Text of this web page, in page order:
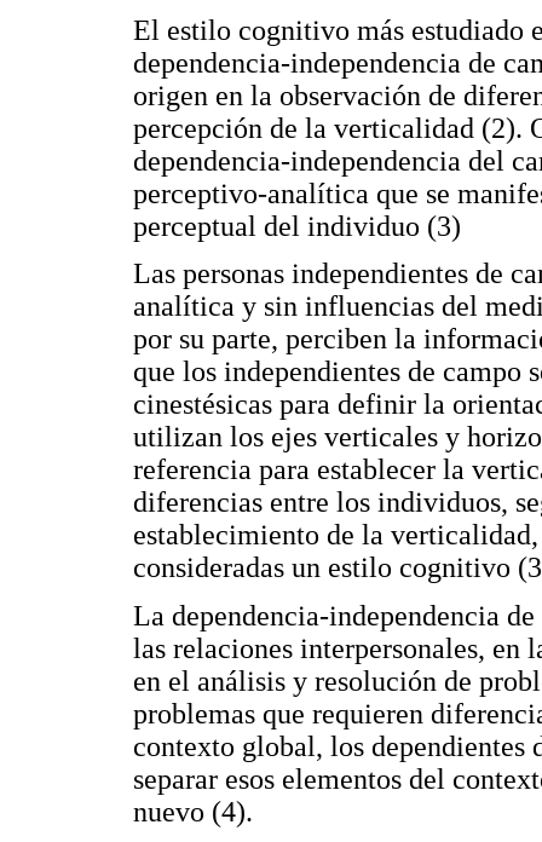
El estilo cognitivo más estudiado
dependencia-independencia de
origen en la observación de
percepción de la verticalidad (2).
dependencia-independencia del
perceptivo-analítica que se
perceptual del individuo (3)
Las personas independientes de
analítica y sin influencias del
por su parte, perciben la
que los independientes de campo
cinestésicas para definir la
utilizan los ejes verticales y
referencia para establecer la
diferencias entre los individuos,
establecimiento de la
consideradas un estilo cognitivo
La dependencia-independencia
las relaciones interpersonales, en
en el análisis y resolución de
problemas que requieren
contexto global, los dependientes
separar esos elementos del
nuevo (4).